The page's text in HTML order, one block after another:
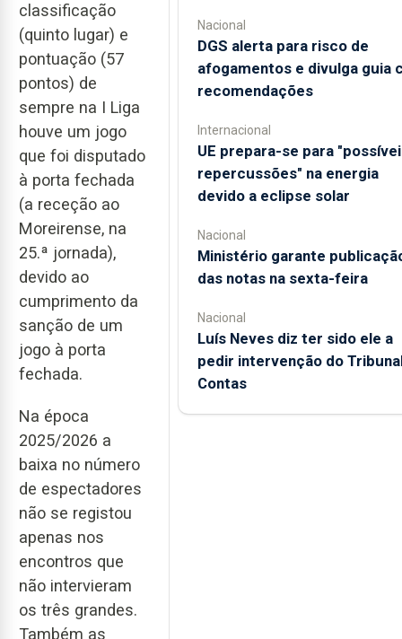
classificação
(quinto lugar) e
pontuação (57
pontos) de
sempre na I Liga
houve um jogo
que foi disputado
à porta fechada
(a receção ao
Moreirense, na
25.ª jornada),
devido ao
cumprimento da
sanção de um
jogo à porta
fechada.
Na época
2025/2026 a
baixa no número
de espectadores
não se registou
apenas nos
encontros que
não intervieram
os três grandes.
Também as
Nacional
DGS alerta para risco de
afogamentos e divulga guia
recomendações
Internacional
UE prepara-se para
repercussões" na energia
devido a eclipse solar
Nacional
Ministério garante
das notas na sexta-feira
Nacional
Luís Neves diz ter sido ele a
pedir intervenção do
Contas